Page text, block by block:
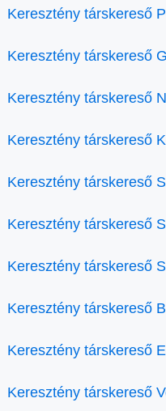
Keresztény társkereső
Keresztény társkereső
Keresztény társkereső
Keresztény társkereső
Keresztény társkereső
Keresztény társkereső
Keresztény társkereső
Keresztény társkereső
Keresztény társkereső
Keresztény társkereső